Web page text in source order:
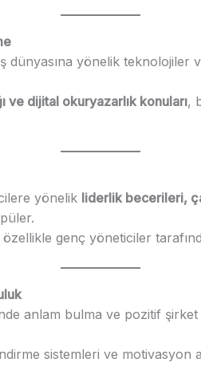
dünyasına yönelik teknolojiler
ve dijital okuryazarlık konuları,
yönelik liderlik becerileri,
genç yöneticiler
anlam bulma ve pozitif
sistemleri ve motivasyon